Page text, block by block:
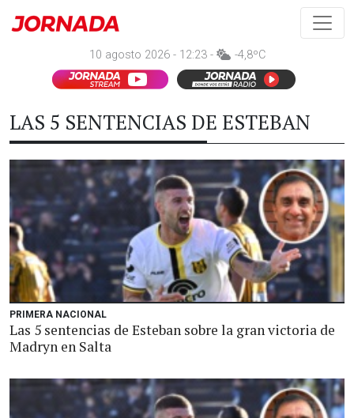
10 agosto 2026 - 12:23 - -4,8ºC
LAS 5 SENTENCIAS DE ESTEBAN
PRIMERA NACIONAL
Las 5 sentencias de Esteban sobre la gran victoria de
Madryn en Salta